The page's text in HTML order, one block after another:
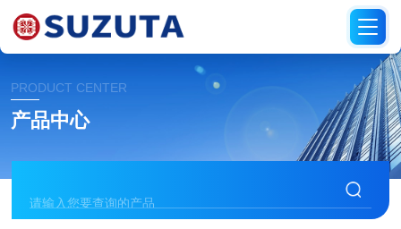
PRODUCT CENTER
产品中心